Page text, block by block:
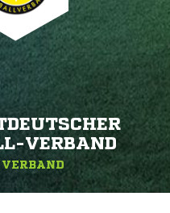
VERBAND